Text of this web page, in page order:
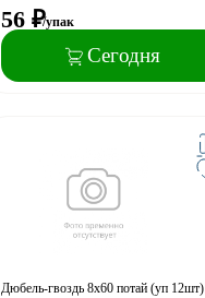
56 ₽/упак
Сегодня
Дюбель-гвоздь 8x60 потай (уп 12шт)